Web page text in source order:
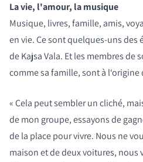
La vie, l'amour, la musique
Musique, livres, famille, amis,
en vie. Ce sont quelques-uns des
de Kajsa Vala. Et les membres de
comme sa famille, sont à l‘origine
« Cela peut sembler un cliché,
de mon groupe, essayons de
de la place pour vivre. Nous ne
maison et de deux voitures, nous
COMPARER LES